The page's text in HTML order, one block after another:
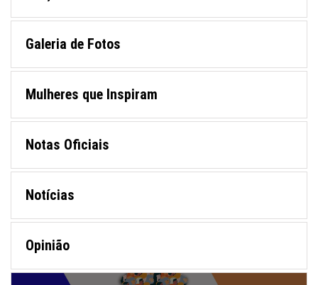
Galeria de Fotos
Mulheres que Inspiram
Notas Oficiais
Notícias
Opinião